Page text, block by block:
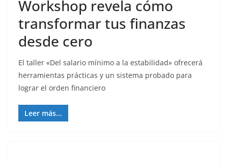
Workshop revela cómo
transformar tus finanzas
desde cero
El taller «Del salario mínimo a la estabilidad» ofrecerá
herramientas prácticas y un sistema probado para
lograr el orden financiero
Leer más...